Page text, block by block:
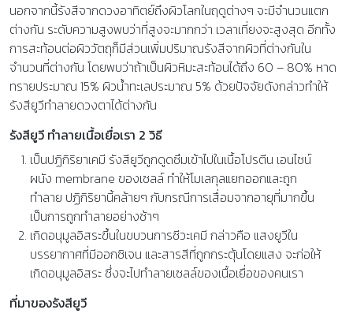
นอกจากนี้รังสีจากดวงอาทิตย์ถึงผิวโลกในฤดูต่างๆ จะมีจำนวนแตก
ต่างกัน ระดับความสูงพบว่าที่สูงจะมากกว่า เวลาเที่ยงจะสูงสุด อีกทั้ง
การสะท้อนต่อผิววัตถุก็มีส่วนเพิ่มปริมาณรังสีจากผิวที่ต่างกันใน
จำนวนที่ต่างกัน โดยพบว่าถ้าเป็นผิวหิมะสะท้อนได้ถึง 60 – 80% หาด
ทรายประมาณ 15% ผิวน้ำทะเลประมาณ 5% ด้วยปัจจัยดังกล่าวทำให้
รังสียูวีทำลายดวงตาได้ต่างกัน
รังสียูวี ทำลายเนื้อเยื่อเรา 2 วิธี
เป็นปฏิกิริยาเคมี รังสียูวีถูกดูดซึมเข้าไปในเนื้อโปรตีน เอนไซน์
ผนัง membrane ของเซลล์ ทำให้โมเลกุลแยกออกและถูก
ทำลาย ปฏิกิริยานี้คล้ายๆ กับกรณีการเสื่อมจากอายุที่มากขึ้น
เป็นการถูกทำลายอย่างช้าๆ
เกิดอนุมูลอิสระขึ้นในขบวนการชีวะเคมี กล่าวคือ แสงยูวีใน
บรรยากาศที่มีออกซิเจน และสารสีที่ถูกกระตุ้นโดยแสง จะก่อให้
เกิดอนุมูลอิสระ ซึ่งจะไปทำลายเซลล์ของเนื้อเยื่อของคนเรา
ที่มาของรังสียูวี